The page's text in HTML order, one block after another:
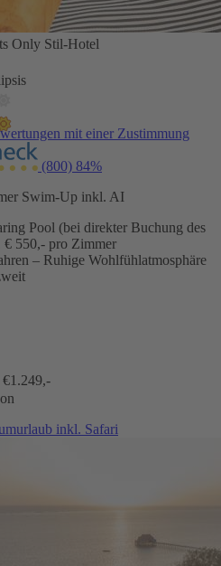
Only Stil-Hotel
mit einer Zustimmung
(800) 84%
Swim-Up inkl. AI
Pool (bei direkter Buchung des
550,- pro Zimmer
– Ruhige Wohlfühlatmosphäre
€1.249,-
inkl. Safari